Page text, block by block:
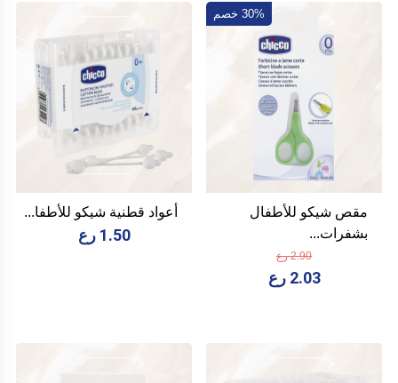
30% خصم
مقص شيكو للأطفال
بشفرات...
2.90 رع
2.03 رع
أعواد قطنية شيكو للأطفا...
1.50 رع